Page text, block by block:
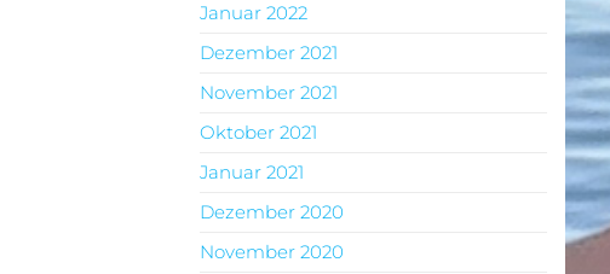
Januar 2022
Dezember 2021
November 2021
Oktober 2021
Januar 2021
Dezember 2020
November 2020